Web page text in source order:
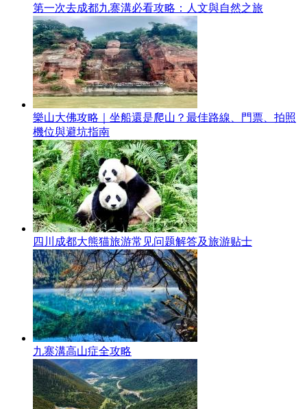
第一次去成都九寨溝必看攻略：人文與自然之旅
樂山大佛攻略｜坐船還是爬山？最佳路線、門票、拍照
機位與避坑指南
四川成都大熊猫旅游常见问题解答及旅游贴士
九寨溝高山症全攻略